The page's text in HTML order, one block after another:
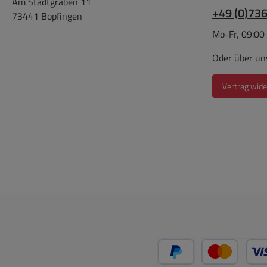
73441 Bopfingen
+49
Mo-Fr,
Oder über
Vertrag